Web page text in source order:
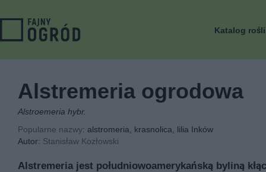
Katalog
Alstremeria ogrodowa
Alstroemeria hybr.
Popularne nazwy: alstromeria, krasnolica, lilia Inków
Autor: Stanisław Kozłowski
Alstremeria jest południowoamerykańską byliną